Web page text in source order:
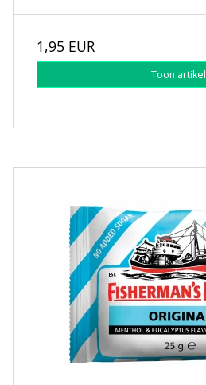
1,95 EUR
Toon artikel